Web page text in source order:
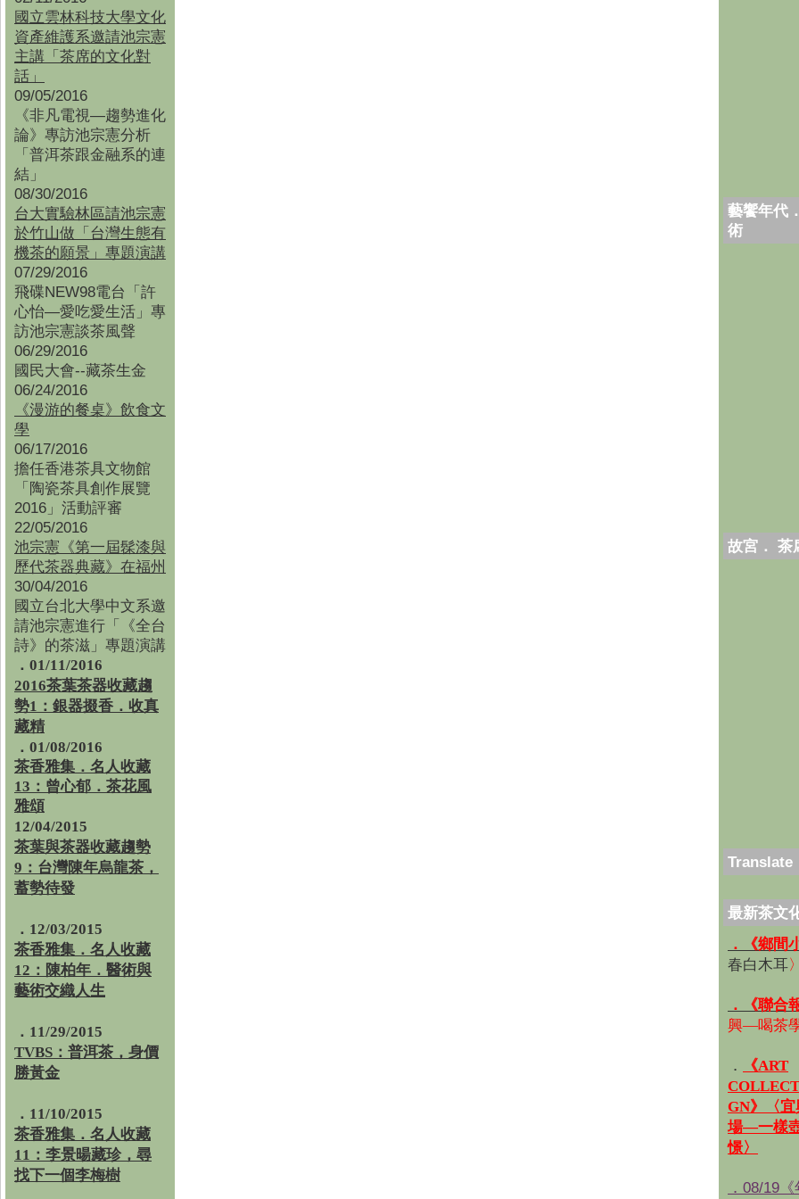
國立雲林科技大學文化
資產維護系邀請池宗憲
主講「茶席的文化對
話」
09/05/2016
《非凡電視—趨勢進化
論》專訪池宗憲分析
「普洱茶跟金融系的連
結」
08/30/2016
台大實驗林區請池宗憲
於竹山做「台灣生態有
機茶的願景」專題演講
07/29/2016
飛碟NEW98電台「許
心怡—愛吃愛生活」專
訪池宗憲談茶風聲
06/29/2016
國民大會--藏茶生金
06/24/2016
《漫游的餐桌》飲食文
學
06/17/2016
擔任香港茶具文物館
「陶瓷茶具創作展覽
2016」活動評審
22/05/2016
池宗憲《第一屆髹漆與
歷代茶器典藏》在福州
30/04/2016
國立台北大學中文系邀
請池宗憲進行「《全台
詩》的茶滋」專題演講
．01/11/2016
2016茶葉茶器收藏趨
勢1：銀器掇香．收真
藏精
．01/08/2016
茶香雅集 ． 名人收藏
13：曾心郁．茶花風
雅頌
12/04/2015
茶葉與茶器收藏趨勢
9：台灣陳年烏龍茶，
蓄勢待發
．12/03/2015
茶香雅集．名人收藏
12：陳柏年．醫術與
藝術交織人生
．11/29/2015
TVBS：普洱茶，身價
勝黃金
．11/10/2015
茶香雅集．名人收藏
11：李景暘藏珍，尋
找下一個李梅樹
藝饗年代
術
故宮． 茶
Translate
最新茶文
．《鄉間
春白木耳〉
．《聯合
興—喝茶
．
《ART
GN》〈
場—一樣
憬〉
．08/19